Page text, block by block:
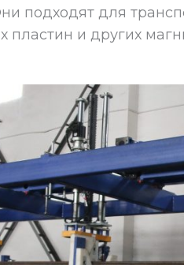
подходят для
пластин и других